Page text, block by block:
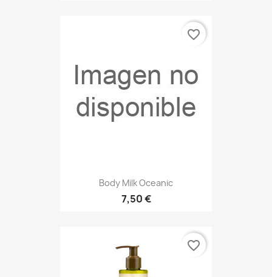
Body Milk Oceanic
7,50 €
favorite_border
favorite_border